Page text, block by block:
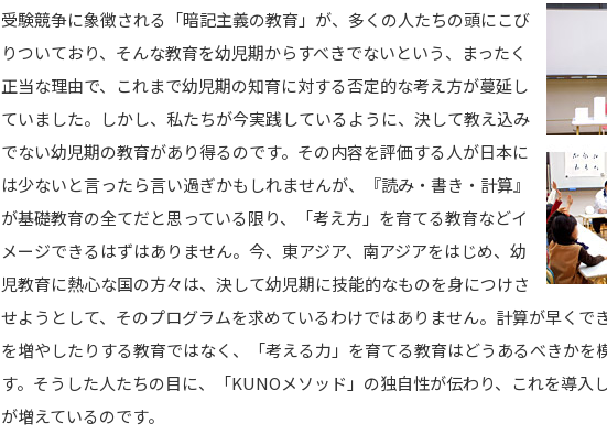
受験競争に象徴される「暗記主義の教育」が、多くの人たちの頭にこび
りついており、そんな教育を幼児期からすべきでないという、まったく
正当な理由で、これまで幼児期の知育に対する否定的な考え方が蔓延し
ていました。しかし、私たちが今実践しているように、決して教え込み
でない幼児期の教育があり得るのです。その内容を評価する人が日本に
は少ないと言ったら言い過ぎかもしれませんが、『読み・書き・計算』
が基礎教育の全てだと思っている限り、「考え方」を育てる教育などイ
メージできるはずはありません。今、東アジア、南アジアをはじめ、幼
児教育に熱心な国の方々は、決して幼児期に技能的なものを身につけさ
せようとして、そのプログラムを求めているわけではありません。計算が早くで
を増やしたりする教育ではなく、「考える力」を育てる教育はどうあるべきかを
す。そうした人たちの目に、「KUNOメソッド」の独自性が伝わり、これを導入
が増えているのです。